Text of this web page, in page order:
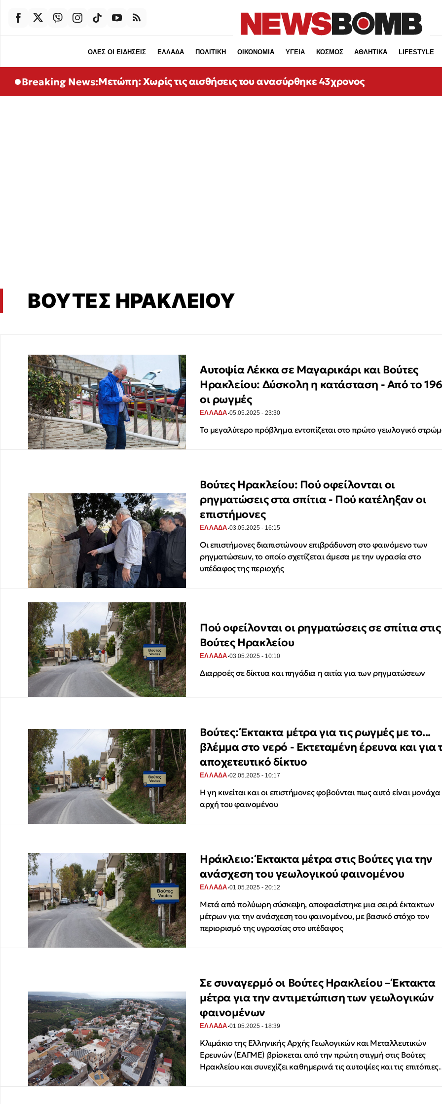
ΟΛΕΣ ΟΙ ΕΙΔΗΣΕΙΣ ΕΛΛΑΔΑ ΠΟΛΙΤΙΚΗ ΟΙΚΟΝΟΜΙΑ ΥΓΕΙΑ ΚΟΣΜΟΣ ΑΘΛΗΤΙΚΑ LIFESTYLE
Breaking News:Μετώπη: Χωρίς τις αισθήσεις του ανασύρθηκε 43χρονος
ΒΟΥΤΕΣ ΗΡΑΚΛΕΙΟΥ
Αυτοψία Λέκκα σε Μαγαρικάρι και Βούτες
Ηρακλείου: Δύσκολη η κατάσταση - Από το
οι ρωγμές
ΕΛΛΑΔΑ·05.05.2025 - 23:30
Το μεγαλύτερο πρόβλημα εντοπίζεται στο πρώτο γεωλογικό
Βούτες Ηρακλείου: Πού οφείλονται οι
ρηγματώσεις στα σπίτια - Πού κατέληξαν οι
επιστήμονες
ΕΛΛΑΔΑ·03.05.2025 - 16:15
Οι επιστήμονες διαπιστώνουν επιβράδυνση στο φαινόμενο των
ρηγματώσεων, το οποίο σχετίζεται άμεσα με την υγρασία στο
υπέδαφος της περιοχής
Πού οφείλονται οι ρηγματώσεις σε σπίτια στις
Βούτες Ηρακλείου
ΕΛΛΑΔΑ·03.05.2025 - 10:10
Διαρροές σε δίκτυα και πηγάδια η αιτία για των ρηγματώσεων
Βούτες: Έκτακτα μέτρα για τις ρωγμές με το...
βλέμμα στο νερό - Εκτεταμένη έρευνα και για
αποχετευτικό δίκτυο
ΕΛΛΑΔΑ·02.05.2025 - 10:17
Η γη κινείται και οι επιστήμονες φοβούνται πως αυτό είναι
αρχή του φαινομένου
Ηράκλειο: Έκτακτα μέτρα στις Βούτες για την
ανάσχεση του γεωλογικού φαινομένου
ΕΛΛΑΔΑ·01.05.2025 - 20:12
Μετά από πολύωρη σύσκεψη, αποφασίστηκε μια σειρά έκτακτων
μέτρων για την ανάσχεση του φαινομένου, με βασικό στόχο τον
περιορισμό της υγρασίας στο υπέδαφος
Σε συναγερμό οι Βούτες Ηρακλείου – Έκτακτα
μέτρα για την αντιμετώπιση των γεωλογικών
φαινομένων
ΕΛΛΑΔΑ·01.05.2025 - 18:39
Κλιμάκιο της Ελληνικής Αρχής Γεωλογικών και Μεταλλευτικών
Ερευνών (ΕΑΓΜΕ) βρίσκεται από την πρώτη στιγμή στις Βούτες
Ηρακλείου και συνεχίζει καθημερινά τις αυτοψίες και τις